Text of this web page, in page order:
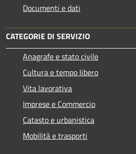
Documenti e dati
CATEGORIE DI SERVIZIO
Anagrafe e stato civile
Cultura e tempo libero
Vita lavorativa
Imprese e Commercio
Catasto e urbanistica
Mobilità e trasporti